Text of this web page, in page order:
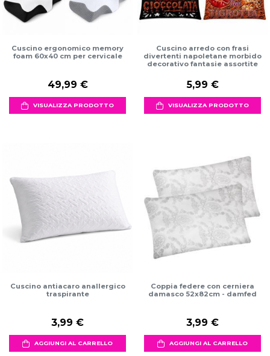
Cuscino ergonomico memory
foam 60x40 cm per cervicale
49,99 €
VISUALIZZA PRODOTTO
Cuscino arredo con frasi
divertenti napoletane morbido
decorativo fantasie assortite
5,99 €
VISUALIZZA PRODOTTO
Cuscino antiacaro anallergico
traspirante
3,99 €
AGGIUNGI AL CARRELLO
Coppia federe con cerniera
damasco 52x82cm - damfed
3,99 €
AGGIUNGI AL CARRELLO